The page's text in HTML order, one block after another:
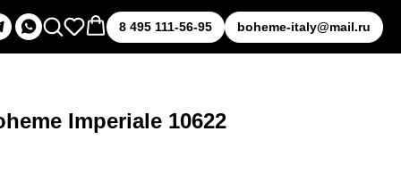
8 495 111-56-95 boheme-italy@mail.ru
Imperiale 10622